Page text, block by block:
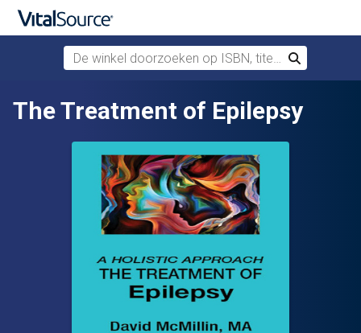
Verdergaan naar belangrijkste inhoud
De winkel doorzoeken op ISBN, titel of auteur
Zoek
The Treatment of Epilepsy